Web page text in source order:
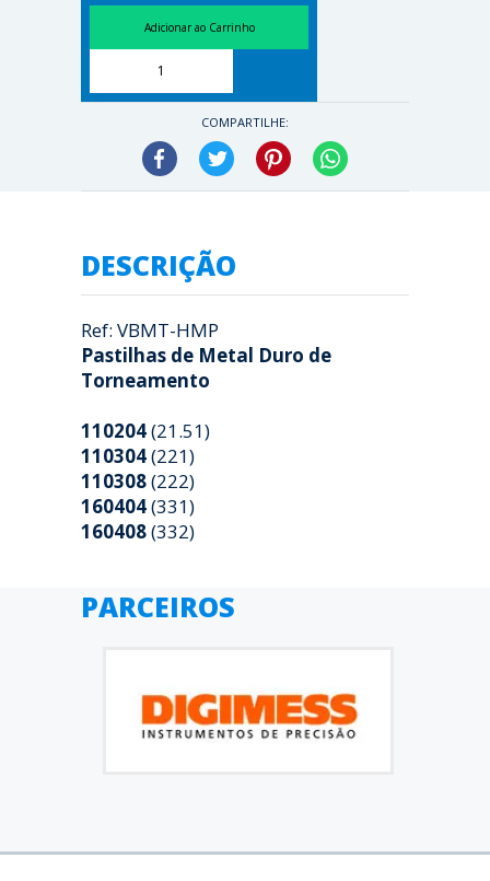
COMPARTILHE:
Facebook Twitter Pinterest
DESCRIÇÃO
Ref: VBMT-HMP
Pastilhas de Metal Duro de
Torneamento
110204(21.51)
110304(221)
110308(222)
160404(331)
160408(332)
PARCEIROS